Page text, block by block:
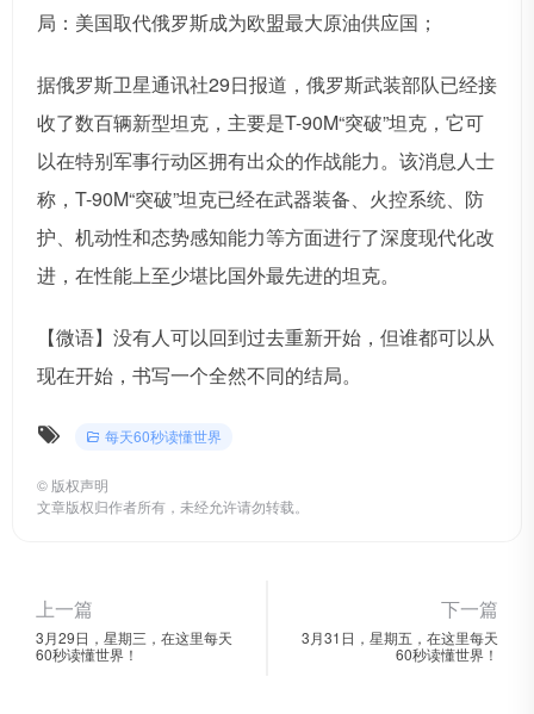
局：美国取代俄罗斯成为欧盟最大原油供应国；
据俄罗斯卫星通讯社29日报道，俄罗斯武装部队已经接
收了数百辆新型坦克，主要是T-90M“突破”坦克，它可
以在特别军事行动区拥有出众的作战能力。该消息人士
称，T-90M“突破”坦克已经在武器装备、火控系统、防
护、机动性和态势感知能力等方面进行了深度现代化改
进，在性能上至少堪比国外最先进的坦克。
【微语】没有人可以回到过去重新开始，但谁都可以从
现在开始，书写一个全然不同的结局。
每天60秒读懂世界
© 版权声明
文章版权归作者所有，未经允许请勿转载。
上一篇
3月29日，星期三，在这里每天
60秒读懂世界！
下一篇
3月31日，星期五，在这里每天
60秒读懂世界！